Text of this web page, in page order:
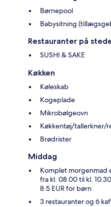
Børnepool
Babysitning
Restauranter på
SUSHI & SAKE
Køkken
Køleskab
Kogeplade
Mikrobølgeovn
Køkkentøj/tallerkner/
Brødrister
Middag
Komplet
fra kl. 08.00 til kl.
8.5 EUR for børn
3 restauranter og 6